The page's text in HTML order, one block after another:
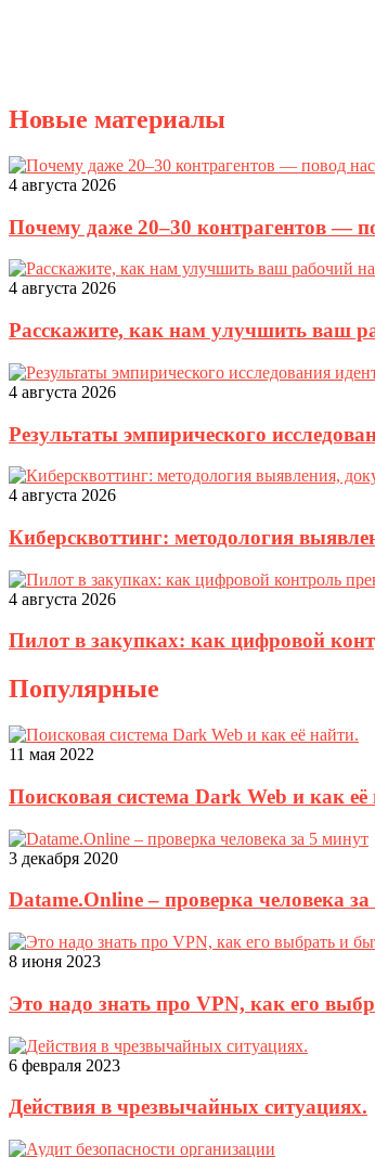
Новые материалы
4 августа 2026
Почему даже 20–30 контрагентов —
4 августа 2026
Расскажите, как нам улучшить ваш
4 августа 2026
Результаты эмпирического
4 августа 2026
Киберсквоттинг: методология
4 августа 2026
Пилот в закупках: как цифровой
Популярные
11 мая 2022
Поисковая система Dark Web и как её
3 декабря 2020
Datame.Online – проверка человека
8 июня 2023
Это надо знать про VPN, как его
6 февраля 2023
Действия в чрезвычайных ситуациях.